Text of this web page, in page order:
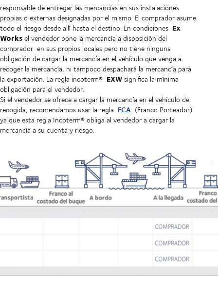
responsable de entregar las mercancías en sus instalaciones
propias o externas designadas por el mismo. El comprador asume
todo el riesgo desde allí hasta el destino. En condiciones Ex
Worksel vendedor pone la mercancía a disposición del
comprador en sus propios locales pero no tiene ninguna
obligación de cargar la mercancía en el vehículo que venga a
recoger la mercancía, ni tampoco despachará la mercancía para
la exportación. La regla incoterm® EXWsignifica la mínima
obligación para el vendedor.
Si el vendedor se ofrece a cargar la mercancía en el vehículo de
recogida, recomendamos usar la regla FCA (Franco Porteador)
ya que esta regla Incoterm® obliga al vendedor a cargar la
mercancía a su cuenta y riesgo.